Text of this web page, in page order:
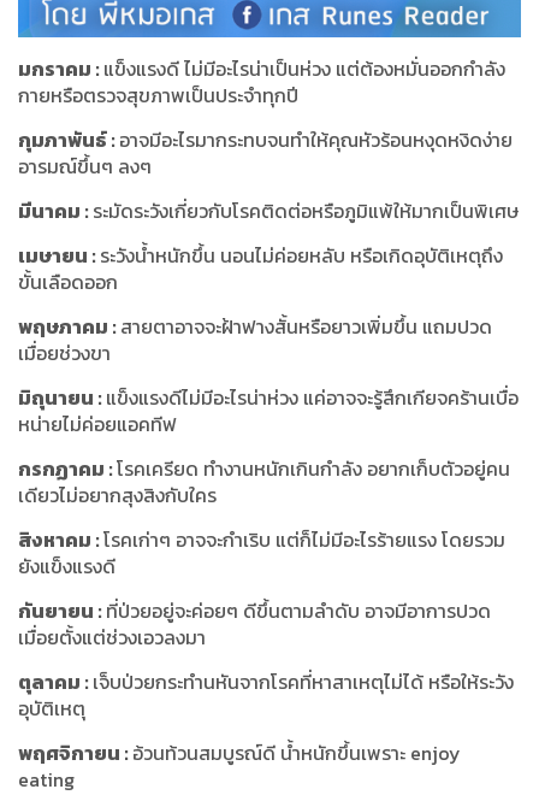
มกราคม :แข็งแรงดี ไม่มีอะไรน่าเป็นห่วง แต่ต้องหมั่นออกกำลัง
กายหรือตรวจสุขภาพเป็นประจำทุกปี
กุมภาพันธ์:อาจมีอะไรมากระทบจนทำให้คุณหัวร้อนหงุดหงิดง่าย
อารมณ์ขึ้นๆ ลงๆ
มีนาคม :ระมัดระวังเกี่ยวกับโรคติดต่อหรือภูมิแพ้ให้มากเป็นพิเศษ
เมษายน :ระวังน้ำหนักขึ้น นอนไม่ค่อยหลับ หรือเกิดอุบัติเหตุถึง
ขั้นเลือดออก
พฤษภาคม :สายตาอาจจะฝ้าฟางสั้นหรือยาวเพิ่มขึ้น แถมปวด
เมื่อยช่วงขา
มิถุนายน :แข็งแรงดีไม่มีอะไรน่าห่วง แค่อาจจะรู้สึกเกียจคร้านเบื่อ
หน่ายไม่ค่อยแอคทีฟ
กรกฏาคม :โรคเครียด ทำงานหนักเกินกำลัง อยากเก็บตัวอยู่คน
เดียวไม่อยากสุงสิงกับใคร
สิงหาคม :โรคเก่าๆ อาจจะกำเริบ แต่ก็ไม่มีอะไรร้ายแรง โดยรวม
ยังแข็งแรงดี
กันยายน :ที่ป่วยอยู่จะค่อยๆ ดีขึ้นตามลำดับ อาจมีอาการปวด
เมื่อยตั้งแต่ช่วงเอวลงมา
ตุลาคม :เจ็บป่วยกระทำนหันจากโรคที่หาสาเหตุไม่ได้ หรือให้ระวัง
อุบัติเหตุ
พฤศจิกายน :อ้วนท้วนสมบูรณ์ดี น้ำหนักขึ้นเพราะ enjoy
eating